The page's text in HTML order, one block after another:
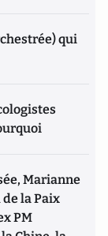
qui
Marianne
la Paix
PM